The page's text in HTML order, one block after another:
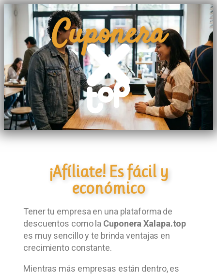
Negocios afiliados
Cuponera
¡Afíliate! Es fácil y
económico
Tener tu empresa en una plataforma de
descuentos como la Cuponera Xalapa.top
es muy sencillo y te brinda ventajas en
crecimiento constante.
Mientras más empresas están dentro, es